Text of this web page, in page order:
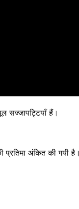
सज्जापट्टियाँ हैं।
अंकित की गयी है।